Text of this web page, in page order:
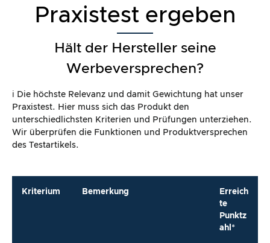
Praxistest ergeben
Hält der Hersteller seine
Werbeversprechen?
ℹ️ Die höchste Relevanz und damit Gewichtung hat unser
Praxistest. Hier muss sich das Produkt den
unterschiedlichsten Kriterien und Prüfungen unterziehen.
Wir überprüfen die Funktionen und Produktversprechen
des Testartikels.
Kriterium Bemerkung
Erreich
te
Punktz
ahl*